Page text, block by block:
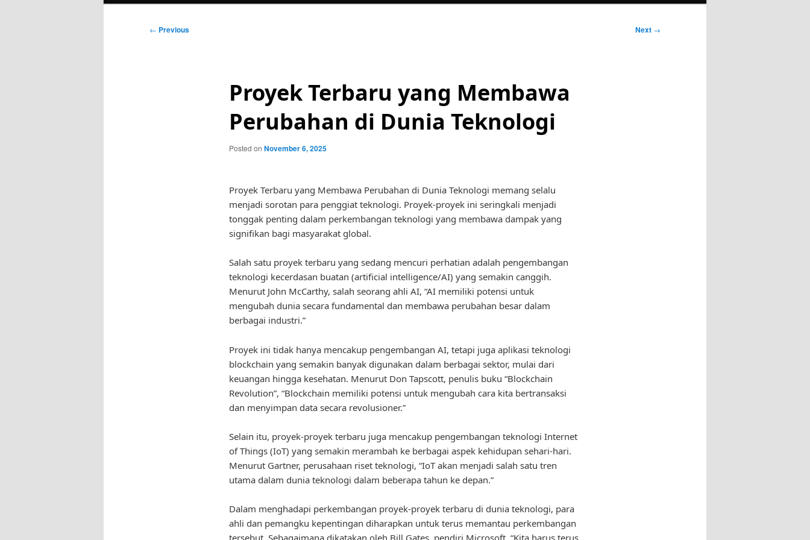
Post
← Previous Next →
Proyek Terbaru yang Membawa
Perubahan di Dunia Teknologi
Posted on November 6, 2025
Proyek Terbaru yang Membawa Perubahan di Dunia Teknologi memang selalu
menjadi sorotan para penggiat teknologi. Proyek-proyek ini seringkali menjadi
tonggak penting dalam perkembangan teknologi yang membawa dampak yang
signifikan bagi masyarakat global.
Salah satu proyek terbaru yang sedang mencuri perhatian adalah pengembangan
teknologi kecerdasan buatan (artificial intelligence/AI) yang semakin canggih.
Menurut John McCarthy, salah seorang ahli AI, “AI memiliki potensi untuk
mengubah dunia secara fundamental dan membawa perubahan besar dalam
berbagai industri.”
Proyek ini tidak hanya mencakup pengembangan AI, tetapi juga aplikasi teknologi
blockchain yang semakin banyak digunakan dalam berbagai sektor, mulai dari
keuangan hingga kesehatan. Menurut Don Tapscott, penulis buku “Blockchain
Revolution”, “Blockchain memiliki potensi untuk mengubah cara kita bertransaksi
dan menyimpan data secara revolusioner.”
Selain itu, proyek-proyek terbaru juga mencakup pengembangan teknologi Internet
of Things (IoT) yang semakin merambah ke berbagai aspek kehidupan sehari-hari.
Menurut Gartner, perusahaan riset teknologi, “IoT akan menjadi salah satu tren
utama dalam dunia teknologi dalam beberapa tahun ke depan.”
Dalam menghadapi perkembangan proyek-proyek terbaru di dunia teknologi, para
ahli dan pemangku kepentingan diharapkan untuk terus memantau perkembangan